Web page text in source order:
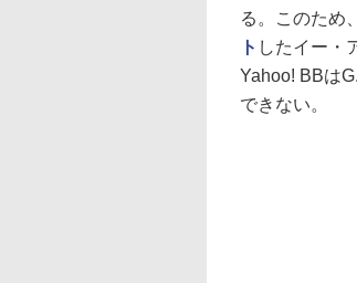
る。このため
ト したイー・
Yahoo! BBは
できない。